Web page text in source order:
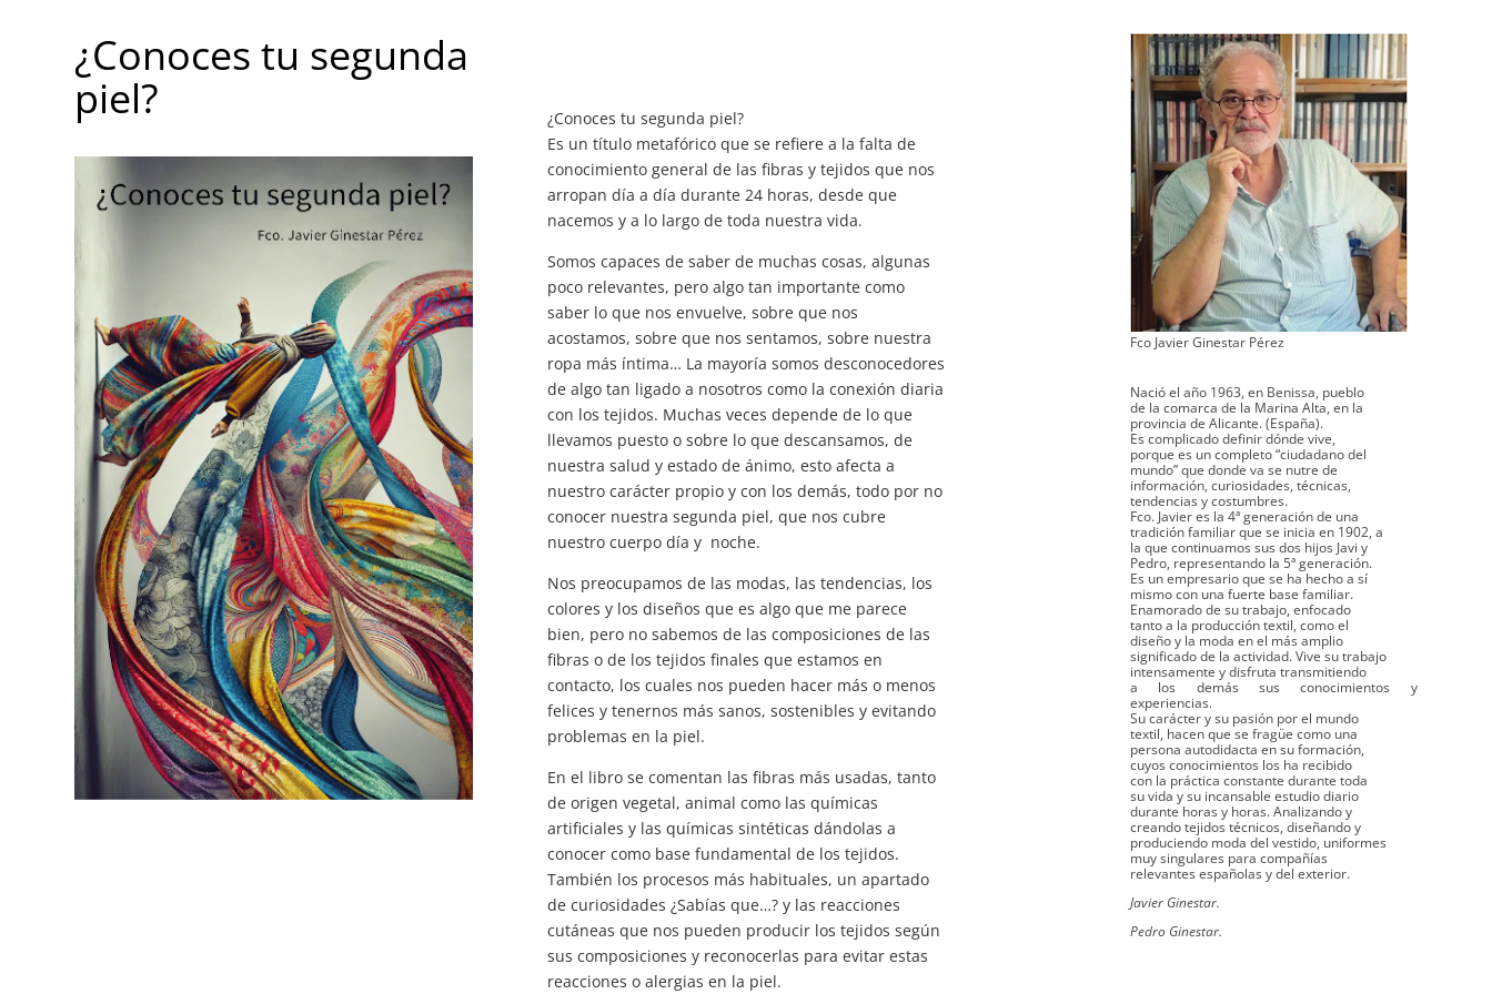
¿Conoces tu segunda
piel?
¿Conoces tu segunda piel?
Es un título metafórico que se refiere a la falta de
conocimiento general de las fibras y tejidos que nos
arropan día a día durante 24 horas, desde que
nacemos y a lo largo de toda nuestra vida.
Somos capaces de saber de muchas cosas, algunas
poco relevantes, pero algo tan importante como
saber lo que nos envuelve, sobre que nos
acostamos, sobre que nos sentamos, sobre nuestra
ropa más íntima… La mayoría somos desconocedores
de algo tan ligado a nosotros como la conexión diaria
con los tejidos. Muchas veces depende de lo que
llevamos puesto o sobre lo que descansamos, de
nuestra salud y estado de ánimo, esto afecta a
nuestro carácter propio y con los demás, todo por no
conocer nuestra segunda piel, que nos cubre
nuestro cuerpo día y noche.
Nos preocupamos de las modas, las tendencias, los
colores y los diseños que es algo que me parece
bien, pero no sabemos de las composiciones de las
fibras o de los tejidos finales que estamos en
contacto, los cuales nos pueden hacer más o menos
felices y tenernos más sanos, sostenibles y evitando
problemas en la piel.
En el libro se comentan las fibras más usadas, tanto
de origen vegetal, animal como las químicas
artificiales y las químicas sintéticas dándolas a
conocer como base fundamental de los tejidos.
También los procesos más habituales, un apartado
de curiosidades ¿Sabías que…? y las reacciones
cutáneas que nos pueden producir los tejidos según
sus composiciones y reconocerlas para evitar estas
reacciones o alergias en la piel.
Fco Javier Ginestar Pérez
Nació el año 1963, en Benissa, pueblo
de la comarca de la Marina Alta, en la
provincia de Alicante. (España).
Es complicado definir dónde vive,
porque es un completo “ciudadano del
mundo” que donde va se nutre de
información, curiosidades, técnicas,
tendencias y costumbres.
Fco. Javier es la 4ª generación de una
tradición familiar que se inicia en 1902, a
la que continuamos sus dos hijos Javi y
Pedro, representando la 5ª generación.
Es un empresario que se ha hecho a sí
mismo con una fuerte base familiar.
Enamorado de su trabajo, enfocado
tanto a la producción textil, como el
diseño y la moda en el más amplio
significado de la actividad. Vive su trabajo
intensamente y disfruta transmitiendo
a los demás sus conocimientos y
experiencias.
Su carácter y su pasión por el mundo
textil, hacen que se fragüe como una
persona autodidacta en su formación,
cuyos conocimientos los ha recibido
con la práctica constante durante toda
su vida y su incansable estudio diario
durante horas y horas. Analizando y
creando tejidos técnicos, diseñando y
produciendo moda del vestido, uniformes
muy singulares para compañías
relevantes españolas y del exterior.
Javier Ginestar.
Pedro Ginestar.